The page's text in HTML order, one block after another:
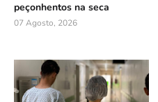
peçonhentos na seca
07 Agosto, 2026